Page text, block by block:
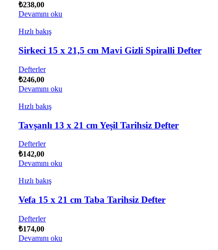
₺238,00
Devamını oku
Hızlı bakış
Sirkeci 15 x 21,5 cm Mavi Gizli Spiralli Defter
Defterler
₺246,00
Devamını oku
Hızlı bakış
Tavşanlı 13 x 21 cm Yeşil Tarihsiz Defter
Defterler
₺142,00
Devamını oku
Hızlı bakış
Vefa 15 x 21 cm Taba Tarihsiz Defter
Defterler
₺174,00
Devamını oku